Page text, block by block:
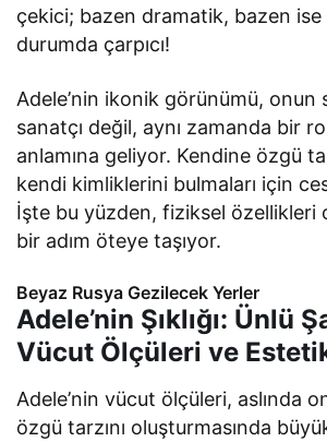
çekici; bazen dramatik, bazen ise
durumda çarpıcı!
Adele’nin ikonik görünümü, onun
sanatçı değil, aynı zamanda bir
anlamına geliyor. Kendine özgü
kendi kimliklerini bulmaları için
İşte bu yüzden, fiziksel özellikleri
bir adım öteye taşıyor.
Beyaz Rusya Gezilecek Yerler
Adele’nin Şıklığı: Ünlü
Vücut Ölçüleri ve
Adele’nin vücut ölçüleri, aslında
özgü tarzını oluşturmasında